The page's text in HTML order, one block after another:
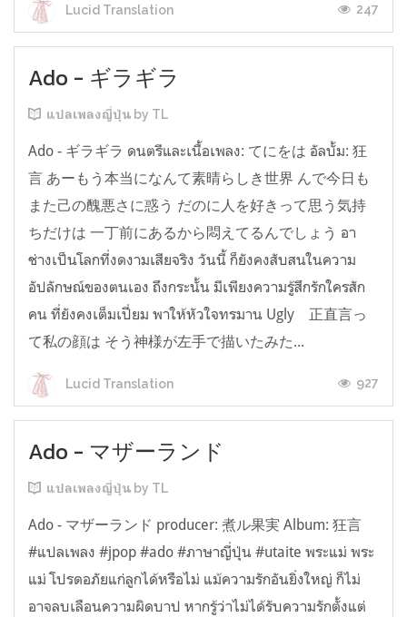
Lucid Translation 247
Ado - ギラギラ
แปลเพลงญี่ปุ่น by TL
Ado - ギラギラ ดนตรีและเนื้อเพลง: てにをは อัลบั้ม: 狂
言 あーもう本当になんて素晴らしき世界 んで今日も
また己の醜悪さに惑う だのに人を好きって思う気持
ちだけは 一丁前にあるから悶えてるんでしょう อา
ช่างเป็นโลกที่งดงามเสียจริง วันนี้ ก็ยังคงสับสนในความ
อัปลักษณ์ของตนเอง ถึงกระนั้น มีเพียงความรู้สึกรักใครสัก
คน ที่ยังคงเต็มเปี่ยม พาให้หัวใจทรมาน Ugly 正直言っ
て私の顔は そう神様が左手で描いたみた...
Lucid Translation 927
Ado - マザーランド
แปลเพลงญี่ปุ่น by TL
Ado - マザーランド producer: 煮ル果実 Album: 狂言
#แปลเพลง #jpop #ado #ภาษาญี่ปุ่น #utaite พระแม่ พระ
แม่ โปรดอภัยแก่ลูกได้หรือไม่ แม้ความรักอันยิ่งใหญ่ ก็ไม่
อาจลบเลือนความผิดบาป หากรู้ว่าไม่ได้รับความรักตั้งแต่